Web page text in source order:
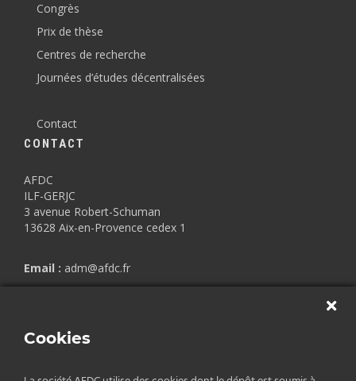
Congrès
Prix de thèse
Centres de recherche
Journées d’études décentralisées
Contact
CONTACT
AFDC
ILF-GERJC
3 avenue Robert-Schuman
13628 Aix-en-Provence cedex 1
Email : adm@afdc.fr
Mentions légales
Cookies